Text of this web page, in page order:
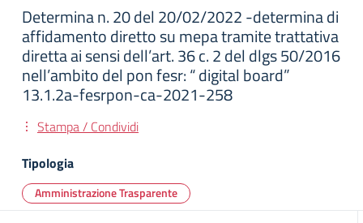
Determina n. 20 del 20/02/2022 -determina di
affidamento diretto su mepa tramite trattativa
diretta ai sensi dell’art. 36 c. 2 del dlgs 50/2016
nell’ambito del pon fesr: “ digital board”
13.1.2a-fesrpon-ca-2021-258
Stampa / Condividi
Tipologia
Amministrazione Trasparente